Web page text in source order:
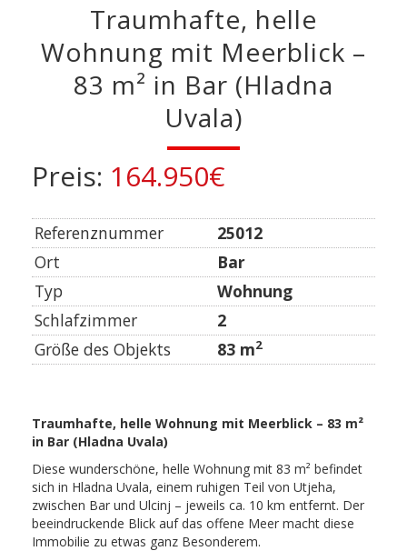
Traumhafte, helle
Wohnung mit Meerblick –
83 m² in Bar (Hladna
Uvala)
Preis: 164.950€
Referenznummer
25012
Ort
Bar
Typ
Wohnung
Schlafzimmer
2
Größe des Objekts
83 m2
Traumhafte, helle Wohnung mit Meerblick – 83 m²
in Bar (Hladna Uvala)
Diese wunderschöne, helle Wohnung mit 83 m² befindet
sich in Hladna Uvala, einem ruhigen Teil von Utjeha,
zwischen Bar und Ulcinj – jeweils ca. 10 km entfernt. Der
beeindruckende Blick auf das offene Meer macht diese
Immobilie zu etwas ganz Besonderem.